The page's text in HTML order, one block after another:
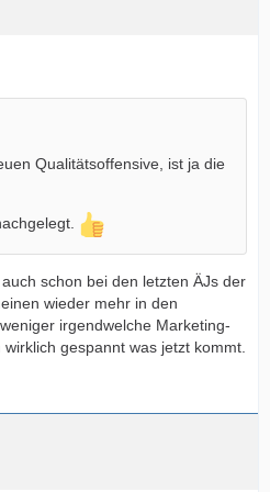
Qualitätsoffensive, ist ja die
schon bei den letzten ÄJs der
wieder mehr in den
irgendwelche Marketing-
gespannt was jetzt kommt.